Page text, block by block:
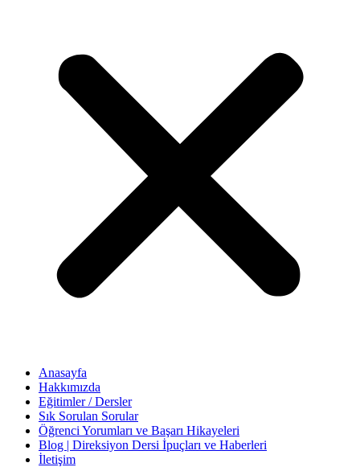
Anasayfa
Hakkımızda
Eğitimler / Dersler
Sık Sorulan Sorular
Öğrenci Yorumları ve Başarı Hikayeleri
Blog | Direksiyon Dersi İpuçları ve Haberleri
İletişim